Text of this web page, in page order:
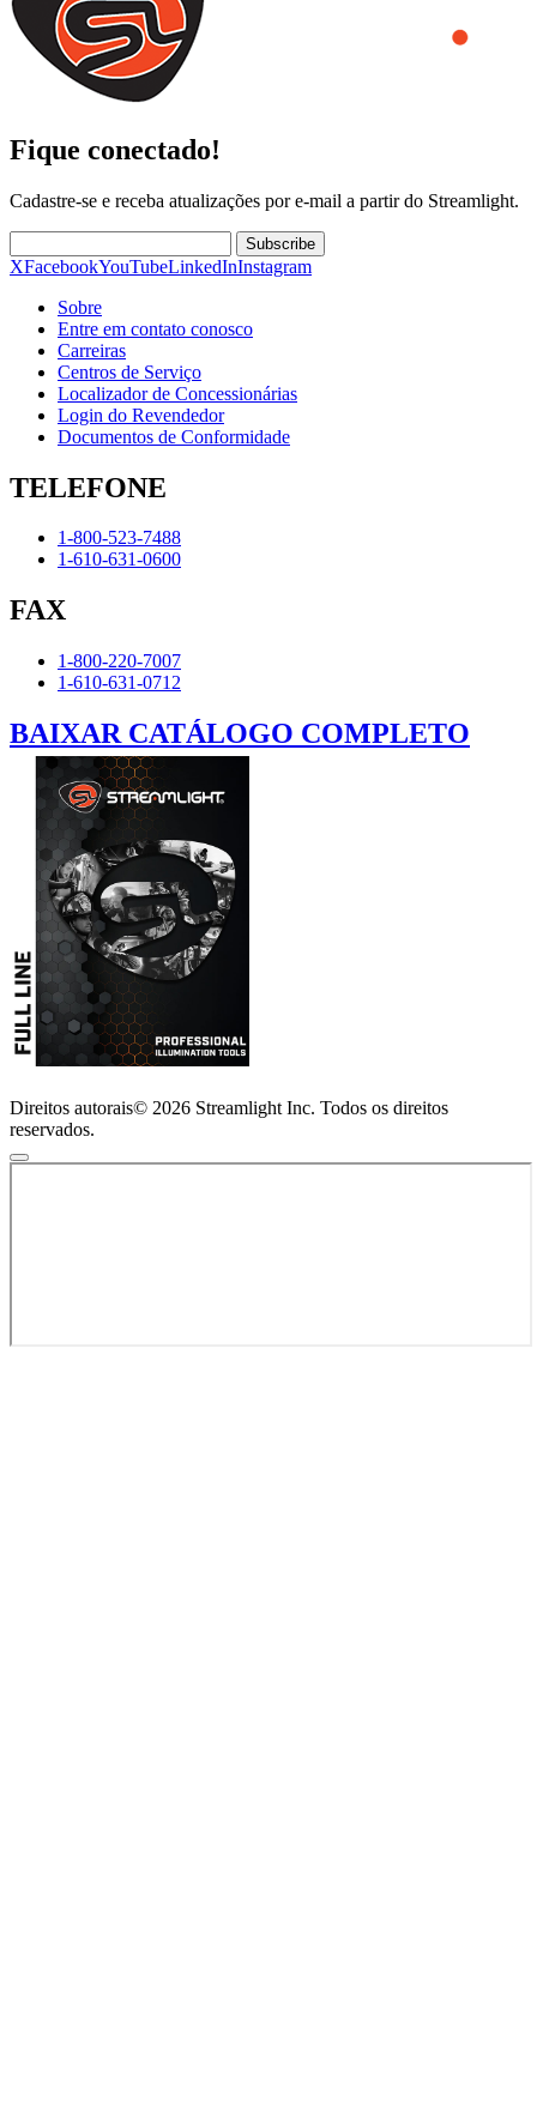
Fique conectado!
Cadastre-se e receba atualizações por e-mail a partir do Streamlight.
Subscribe
XFacebookYouTubeLinkedInInstagram
Sobre
Entre em contato conosco
Carreiras
Centros de Serviço
Localizador de Concessionárias
Login do Revendedor
Documentos de Conformidade
TELEFONE
1-800-523-7488
1-610-631-0600
FAX
1-800-220-7007
1-610-631-0712
BAIXAR CATÁLOGO COMPLETO
Direitos autorais© 2026 Streamlight Inc. Todos os direitos
reservados.